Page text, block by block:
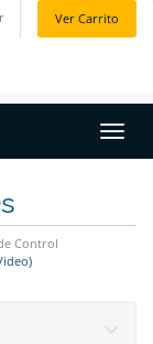
Ver Carrito
Control